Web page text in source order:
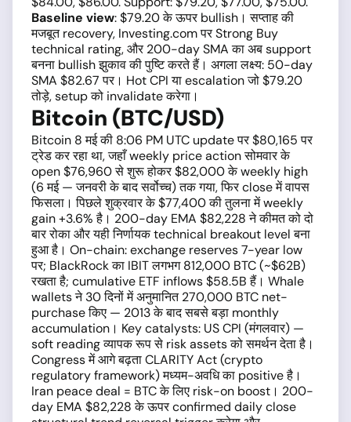
Baseline view: $79.20 के ऊपर bullish। सप्ताह की
मजबूत recovery, Investing.com पर Strong Buy
technical rating, और 200-day SMA का अब support
बनना bullish झुकाव की पुष्टि करते हैं। अगला लक्ष्य: 50-day
SMA $82.67 पर। Hot CPI या escalation जो $79.20
तोड़े, setup को invalidate करेगा।
Bitcoin (BTC/USD)
Bitcoin 8 मई की 8:06 PM UTC update पर $80,165 पर
ट्रेड कर रहा था, जहाँ weekly price action सोमवार के
open $76,960 से शुरू होकर $82,000 के weekly high
(6 मई — जनवरी के बाद सर्वोच्च) तक गया, फिर close में वापस
फिसला। पिछले शुक्रवार के $77,400 की तुलना में weekly
gain +3.6% है। 200-day EMA $82,228 ने कीमत को दो
बार रोका और यही निर्णायक technical breakout level बना
हुआ है। On-chain: exchange reserves 7-year low
पर; BlackRock का IBIT लगभग 812,000 BTC (~$62B)
रखता है; cumulative ETF inflows $58.5B हैं। Whale
wallets ने 30 दिनों में अनुमानित 270,000 BTC net-
purchase किए — 2013 के बाद सबसे बड़ा monthly
accumulation। Key catalysts: US CPI (मंगलवार) —
soft reading व्यापक रूप से risk assets को समर्थन देता है।
Congress में आगे बढ़ता CLARITY Act (crypto
regulatory framework) मध्यम-अवधि का positive है।
Iran peace deal = BTC के लिए risk-on boost। 200-
day EMA $82,228 के ऊपर confirmed daily close